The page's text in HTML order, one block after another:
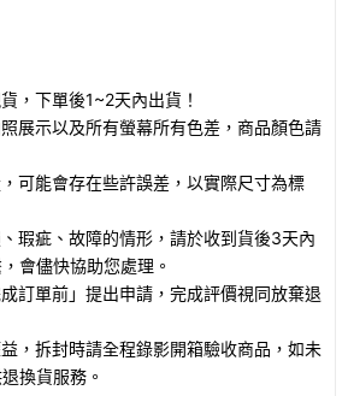
，下單後1~2天內出貨！
展示以及所有螢幕所有色差，商品顏色請
可能會存在些許誤差，以實際尺寸為標
瑕疵、故障的情形，請於收到貨後3天內
會儘快協助您處理。
訂單前」提出申請，完成評價視同放棄退
，拆封時請全程錄影開箱驗收商品，如未
換貨服務。